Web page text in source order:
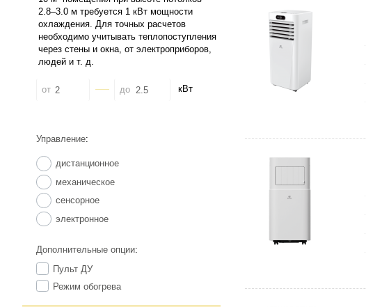
от до кВт
Управление:
дистанционное
механическое
сенсорное
электронное
Дополнительные опции:
Пульт ДУ
Режим обогрева